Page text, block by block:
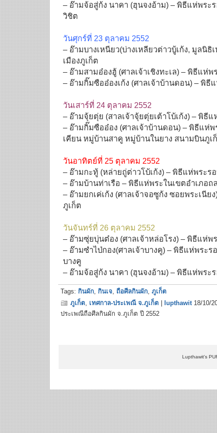
– อ๊ามจ้อสู่ก้ง นาคา (ฮุนจงอ้าม) – พิธีแห่พระ
วิชิต
วันศุกร์ที่ 23 ตุลาคม 2552
– อ๊ามบางเหนียว(บ่างเหลียวต่าวบู้เก้ง, มูลนิ
เมืองภูเก็ต
– อ๊ามสามอ๋องฮู้ (ศาลเจ้าเชิงทะเล) – พิธีแห่พ
– อ๊ามกิ๊มซืออ๋องเก้ง (ศาลเจ้าบ้านดอน) – พิ
วันเสาร์ที่ 24 ตุลาคม 2552
– อ๊ามจุ้ยตุ่ย (สาลเจ้าจุ้ยตุ่ยเต้าโบ้เก้ง) – พิธี
– อ๊ามกิ๊มซืออ๋อง (ศาลเจ้าบ้านดอน) – พิธีแห่
เคียน หมู่บ้านสาคู หมู่บ้านในยาง สนามบินภูเ
วันอาทิตย์ที่ 25 ตุลาคม 2552
– อ๊ามกะทู้ (หล่ายถู่ต่าวโบ้เก้ง) – พิธีแห่พระร
– อ๊ามบ้านท่าเรือ – พิธีแห่พระในเขตอำเภอถ
– อ๊ามยกเค่เก้ง (ศาลเจ้าจอซูก้ง ซอยพระเนีย
ภูเก็ต
วันจันทร์ที่ 26 ตุลาคม 2552
– อ๊ามซุ่ยบุ่นต๋อง (ศาลเจ้าหล่อโรง) – พิธีแห่พ
– อ๊ามซำไป่กอง(ศาลเจ้าบางคู) – พิธีแห่พระ
บางคู
– อ๊ามจ้อสู่ก้ง นาคา (ฮุนจงอ้าม) – พิธีแห่พระ
Tags: กินผัก, กินเจ, ถือศีลกินผัก, ภูเก็ต
ภูเก็ต, เทศกาล-ประเพณี จ.ภูเก็ต lupthawit18/10/
ประเพณีถือศีลกินผัก จ.ภูเก็ต ปี 2552
Lupthawit's